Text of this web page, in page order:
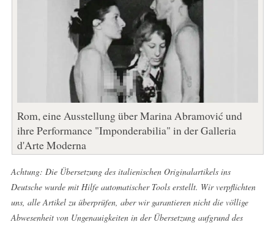
Rom, eine Ausstellung über Marina Abramović und
ihre Performance "Imponderabilia" in der Galleria
d'Arte Moderna
Achtung: Die Übersetzung des italienischen Originalartikels ins
Deutsche wurde mit Hilfe automatischer Tools erstellt. Wir verpflichten
uns, alle Artikel zu überprüfen, aber wir garantieren nicht die völlige
Abwesenheit von Ungenauigkeiten in der Übersetzung aufgrund des